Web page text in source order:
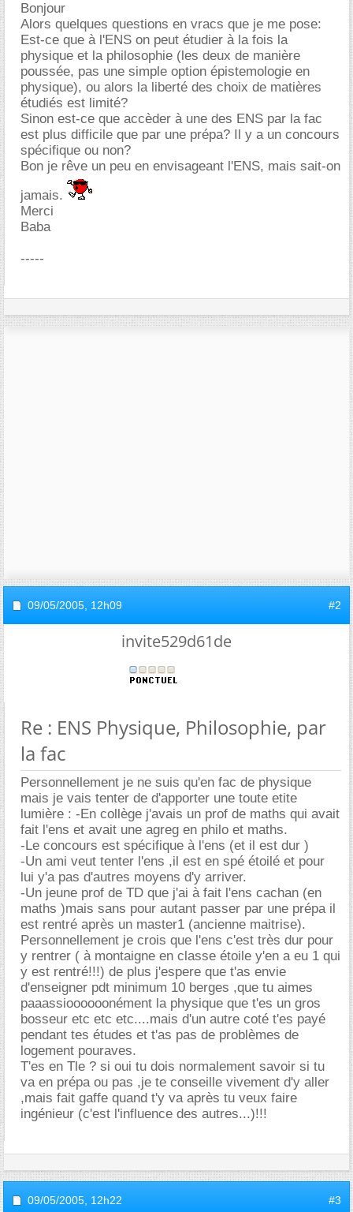
Bonjour
Alors quelques questions en vracs que je me pose:
Est-ce que à l'ENS on peut étudier à la fois la
physique et la philosophie (les deux de manière
poussée, pas une simple option épistemologie en
physique), ou alors la liberté des choix de matières
étudiés est limité?
Sinon est-ce que accèder à une des ENS par la fac
est plus difficile que par une prépa? Il y a un concours
spécifique ou non?
Bon je rêve un peu en envisageant l'ENS, mais sait-on
jamais.
Merci
Baba
-----
09/05/2005, 12h09 #2
invite529d61de
Re : ENS Physique, Philosophie, par
la fac
Personnellement je ne suis qu'en fac de physique
mais je vais tenter de d'apporter une toute etite
lumière : -En collège j'avais un prof de maths qui avait
fait l'ens et avait une agreg en philo et maths.
-Le concours est spécifique à l'ens (et il est dur )
-Un ami veut tenter l'ens ,il est en spé étoilé et pour
lui y'a pas d'autres moyens d'y arriver.
-Un jeune prof de TD que j'ai à fait l'ens cachan (en
maths )mais sans pour autant passer par une prépa il
est rentré après un master1 (ancienne maitrise).
Personnellement je crois que l'ens c'est très dur pour
y rentrer ( à montaigne en classe étoile y'en a eu 1 qui
y est rentré!!!) de plus j'espere que t'as envie
d'enseigner pdt minimum 10 berges ,que tu aimes
paaassioooooonément la physique que t'es un gros
bosseur etc etc etc....mais d'un autre coté t'es payé
pendant tes études et t'as pas de problèmes de
logement pouraves.
T'es en Tle ? si oui tu dois normalement savoir si tu
va en prépa ou pas ,je te conseille vivement d'y aller
,mais fait gaffe quand t'y va après tu veux faire
ingénieur (c'est l'influence des autres...)!!!
09/05/2005, 12h22 #3